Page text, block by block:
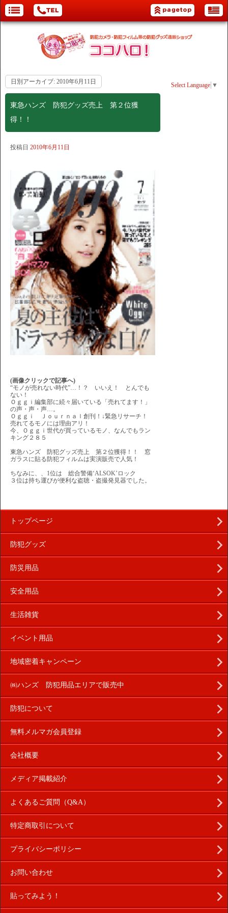
Select Language ▼
日別アーカイブ: 2010年6月11日
東急ハンズ 防犯グッズ売上 第２位獲
得！！
投稿日 2010年6月11日
(画像クリックで記事へ)
“モノが売れない時代”…！？ いいえ！ とんでも
ない！
Ｏｇｇｉ編集部に続々届いている「売れてます！」
の声・声・声…。
Ｏｇｇｉ Ｊｏｕｒｎａｌ創刊！↓緊急リサーチ！
売れてるモノには理由アリ！
今、Ｏｇｇｉ世代が買っているモノ、なんでもラン
キング２８５
東急ハンズ 防犯グッズ売上 第２位獲得！！ 窓
ガラスに貼る防犯フィルムは実演販売で人気！
ちなみに、、1位は 総合警備‘ALSOK’ロック
３位は持ち運びが便利な盗聴・盗撮発見器でした。
トップページ
防犯グッズ
防災用品
安全用品
生活雑貨
イベント用品
地域密着キャンペーン
㈱ハンズ 防犯用品エリアで販売中
防犯について
無料メルマガ会員登録
会社概要
メディア掲載紹介
よくあるご質問（Q&A）
特定商取引について
プライバシーポリシー
お問い合わせ
貼ってみよう！